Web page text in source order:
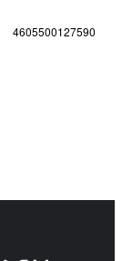
4605500127590